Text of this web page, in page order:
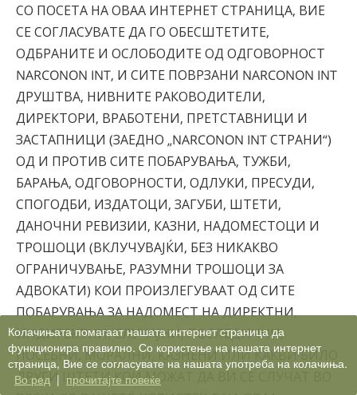
СО ПОСЕТА НА ОВАА ИНТЕРНЕТ СТРАНИЦА, ВИЕ
СЕ СОГЛАСУВАТЕ ДА ГО ОБЕСШТЕТИТЕ,
ОДБРАНИТЕ И ОСЛОБОДИТЕ ОД ОДГОВОРНОСТ
NARCONON INT, И СИТЕ ПОВРЗАНИ NARCONON INT
ДРУШТВА, НИВНИТЕ РАКОВОДИТЕЛИ,
ДИРЕКТОРИ, ВРАБОТЕНИ, ПРЕТСТАВНИЦИ И
ЗАСТАПНИЦИ (ЗАЕДНО „NARCONON INT СТРАНИ“)
ОД И ПРОТИВ СИТЕ ПОБАРУВАЊА, ТУЖБИ,
БАРАЊА, ОДГОВОРНОСТИ, ОДЛУКИ, ПРЕСУДИ,
СПОГОДБИ, ИЗДАТОЦИ, ЗАГУБИ, ШТЕТИ,
ДАНОЧНИ РЕВИЗИИ, КАЗНИ, НАДОМЕСТОЦИ И
ТРОШОЦИ (ВКЛУЧУВАЈЌИ, БЕЗ НИКАКВО
ОГРАНИЧУВАЊЕ, РАЗУМНИ ТРОШОЦИ ЗА
АДВОКАТИ) КОИ ПРОИЗЛЕГУВААТ ОД СИТЕ
ПОБАРУВАЊА ЗА НАДОМЕСТ НА ДИРЕКТНИ,
ИНДИРЕКТНИ, СЛУЧАЈНИ, ПОСЛЕДИЧНИ,
ПОСЕБНИ, МОРАЛНИ, КАЗНЕНИ ИЛИ КАКВИ БИЛО
ДРУГИ ШТЕТИ КОИ МОЖАТ ДА ВИ СЕ СЛУЧАТ ВО
Колачињата помагаат нашата интернет страница да
функционира правилно. Со користење на нашата интернет
страница, Вие се согласувате на нашата употреба на колачиња.
Во ред | прочитајте повеќе